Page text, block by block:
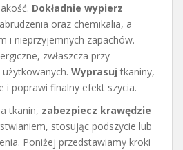
Dokładnie wypierz
oraz chemikalia, a
i nieprzyjemnych zapachów.
zwłaszcza przy
Wyprasuj tkaniny,
i poprawi finalny efekt szycia.
tkanin, zabezpiecz krawędzie
stosując podszycie lub
Poniżej przedstawiamy kroki